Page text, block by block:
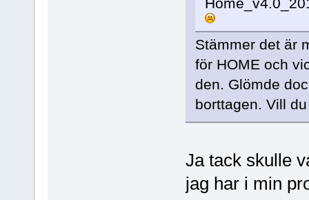
Stämmer det är
för HOME och
den. Glömde
borttagen. Vill
Ja tack skulle
jag har i min